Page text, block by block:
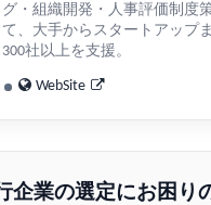
グ・組織開発・人事評価制度
て、大手からスタートアップ
300社以上を支援。
WebSite
企業の選定にお困り